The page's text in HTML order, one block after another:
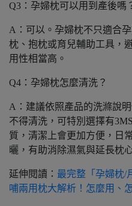
Q3：孕婦枕可以用到產後嗎
A：可以。孕婦枕不只適合
枕、抱枕或育兒輔助工具，
用性相當高。
Q4：孕婦枕怎麼清洗？
A：建議依照產品的洗滌說
不得清洗，可特別選擇有
質，清潔上會更加方便，日
曬，有助消除濕氣與延長枕
延伸閱讀： 最完整「孕婦枕/
哺兩用枕大解析！怎麼用、